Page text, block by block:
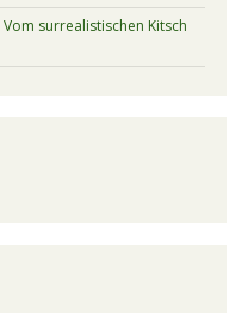
Vom surrealistischen Kitsch